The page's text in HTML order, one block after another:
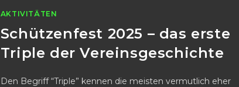
AKTIVITÄTEN
Schützenfest 2025 – das erste
Triple der Vereinsgeschichte
Den Begriff “Triple” kennen die meisten vermutlich eher